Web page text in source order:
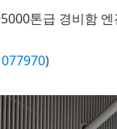
톤급 경비함
077970)